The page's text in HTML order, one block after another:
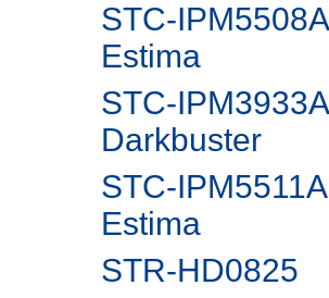
STC-IPM5508A
Estima
STC-IPM3933A
Darkbuster
STC-IPM5511A
Estima
STR-HD0825